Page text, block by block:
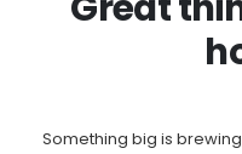
Something big is